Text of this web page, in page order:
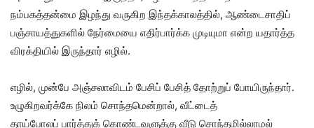
நம்பகத்தன்மை இழந்து வருகிற இந்தக்காலத்தில், ஆண்டைசாதிப்
பஞ்சாயத்துகளில் நேர்மையை எதிர்பார்க்க முடியுமா என்ற யதார்த்த
விரக்தியில் இருந்தார் எழில்.
எழில், முன்பே அஞ்சலாவிடம் பேசிப் பேசித் தோற்றுப் போயிருந்தார்.
உழுகிறவர்க்கே நிலம் சொந்தமென்றால், வீட்டைத்
தாய்போலப் பார்த்துக் கொண்டவளுக்கு வீடு சொந்தமில்லாமல்